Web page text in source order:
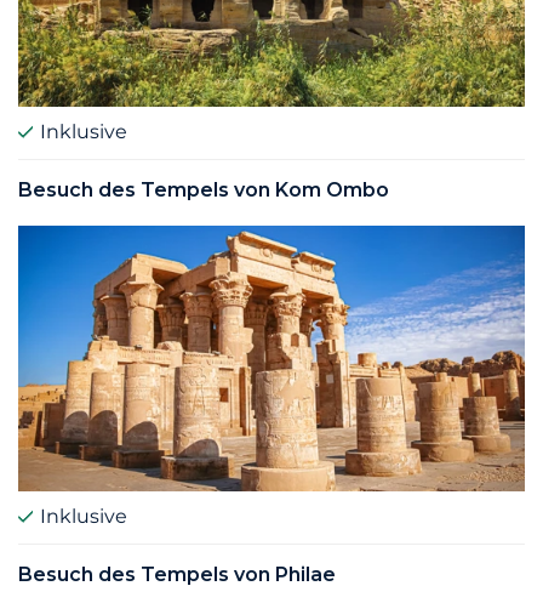
Inklusive
Besuch des Tempels von Kom Ombo
Inklusive
Besuch des Tempels von Philae